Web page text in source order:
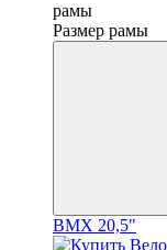
рамы
Размер рамы
BMX 20,5"